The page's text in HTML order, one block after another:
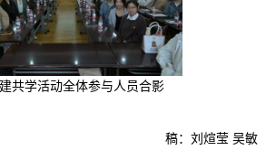
共学活动全体参与人员合影
稿：刘煊莹 吴敏